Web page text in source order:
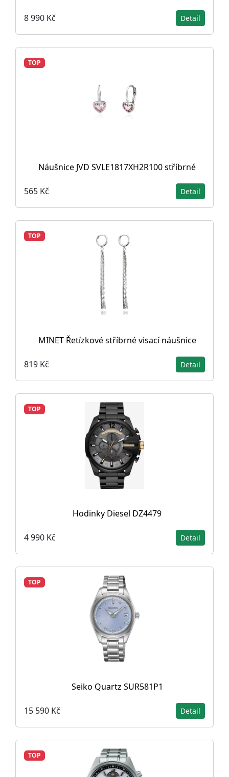
8 990 Kč Detail
TOP
Náušnice JVD SVLE1817XH2R100 stříbrné
565 Kč Detail
TOP
MINET Řetízkové stříbrné visací náušnice
819 Kč Detail
TOP
Hodinky Diesel DZ4479
4 990 Kč Detail
TOP
Seiko Quartz SUR581P1
15 590 Kč Detail
TOP